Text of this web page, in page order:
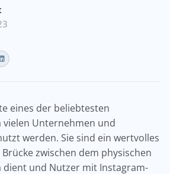
eines der beliebtesten
vielen Unternehmen und
werden. Sie sind ein wertvolles
zwischen dem physischen
dient und Nutzer mit Instagram-